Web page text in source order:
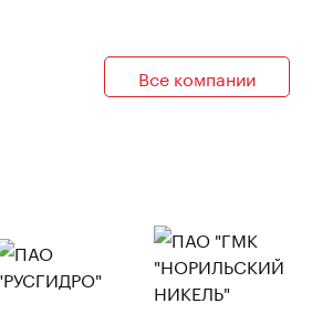
Все компании